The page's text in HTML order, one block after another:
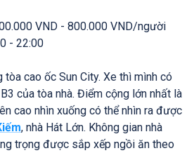
VND - 800.000 VND/người
- 22:00
tòa cao ốc Sun City. Xe thì mình có
của tòa nhà. Điểm cộng lớn nhất là
cao nhìn xuống có thể nhìn ra được
, nhà Hát Lớn. Không gian nhà
trọng được sắp xếp ngồi ăn theo